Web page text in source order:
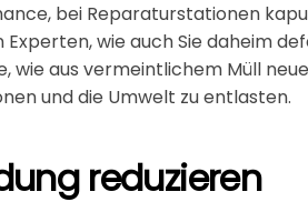
bei Reparaturstationen
wie auch Sie daheim
wie aus vermeintlichem Müll
und die Umwelt zu entlasten.
reduzieren